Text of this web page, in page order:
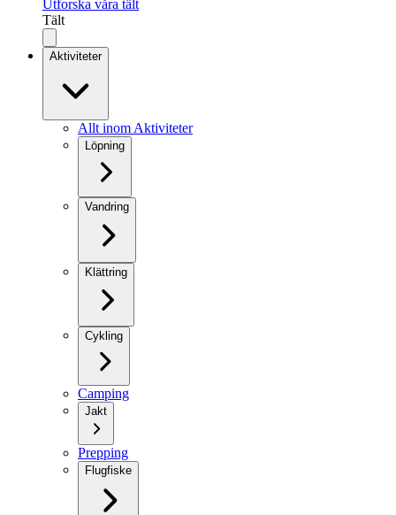
Utforska våra tält
Tält
Aktiviteter
Allt inom Aktiviteter
Löpning
Vandring
Klättring
Cykling
Camping
Jakt
Prepping
Flugfiske